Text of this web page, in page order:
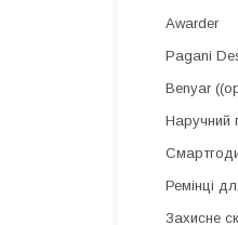
Awarder
Pagani
Benyar
Наручний
Ремінці
Захисне